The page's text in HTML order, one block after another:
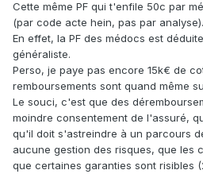
Cette même PF qui t'enfile 50c par
(par code acte hein, pas par analyse).
En effet, la PF des médocs est
généraliste.
Perso, je paye pas encore 15k€ de
remboursements sont quand même
Le souci, c'est que des
moindre consentement de l'assuré,
qu'il doit s'astreindre à un parcours
aucune gestion des risques, que les
que certaines garanties sont risibles